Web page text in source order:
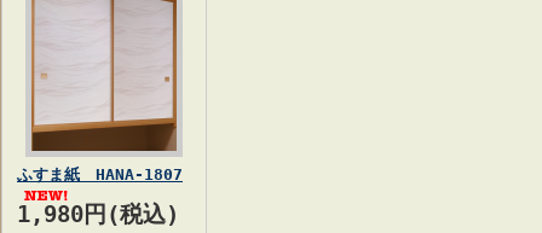
ふすま紙 HANA-1807
1,980円(税込)